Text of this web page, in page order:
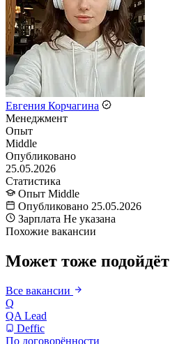
Евгения Корчагина
Менеджмент
Опыт
Middle
Опубликовано
25.05.2026
Статистика
Опыт Middle
Опубликовано 25.05.2026
Зарплата Не указана
Похожие вакансии
Может тоже подойдёт
Все вакансии
Q
QA Lead
Deffic
По договорённости